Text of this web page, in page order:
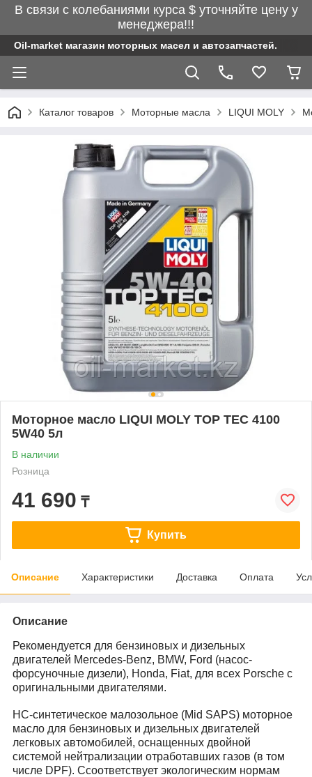
В связи с колебаниями курса $ уточняйте цену у
менеджера!!!
Oil-market магазин моторных масел и автозапчастей.
Каталог товаров Моторные масла LIQUI MOLY
Моторное масло LIQUI MOLY ТОР ТЕС 4100
5W40 5л
В наличии
Розница
41 690 ₸
Купить
Описание Характеристики Доставка Оплата
Описание
Рекомендуется для бензиновых и дизельных
двигателей Mercedes-Benz, BMW, Ford (насос-
форсуночные дизели), Honda, Fiat, для всех Porsche с
оригинальными двигателями.
HC-синтетическое малозольное (Mid SAPS) моторное
масло для бензиновых и дизельных двигателей
легковых автомобилей, оснащенных двойной
системой нейтрализации отработавших газов (в том
числе DPF). Cсоответствует экологическим нормам